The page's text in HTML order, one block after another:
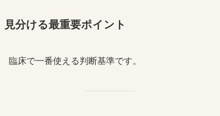
見分ける最重要ポイント
臨床で一番使える判断基準です。